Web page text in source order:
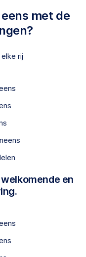
met de
rij
en